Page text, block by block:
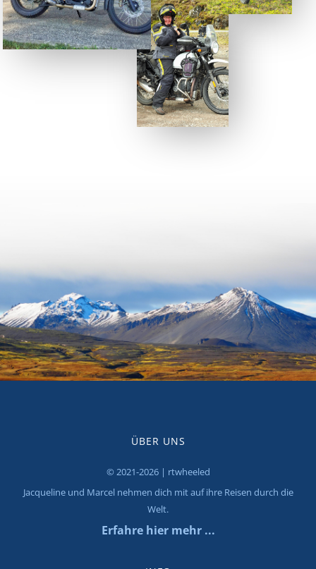
ÜBER UNS
© 2021-2026 | rtwheeled
Jacqueline und Marcel nehmen dich mit auf ihre Reisen durch die
Welt.
Erfahre hier mehr ...